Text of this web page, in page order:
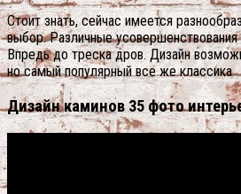
Стоит знать, сейчас имеется
выбор. Различные
Впредь до треска дров. Дизайн
но самый популярный все же классика
Дизайн каминов 35 фото